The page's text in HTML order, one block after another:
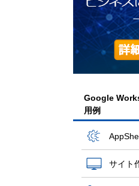
Google
用例
サイト